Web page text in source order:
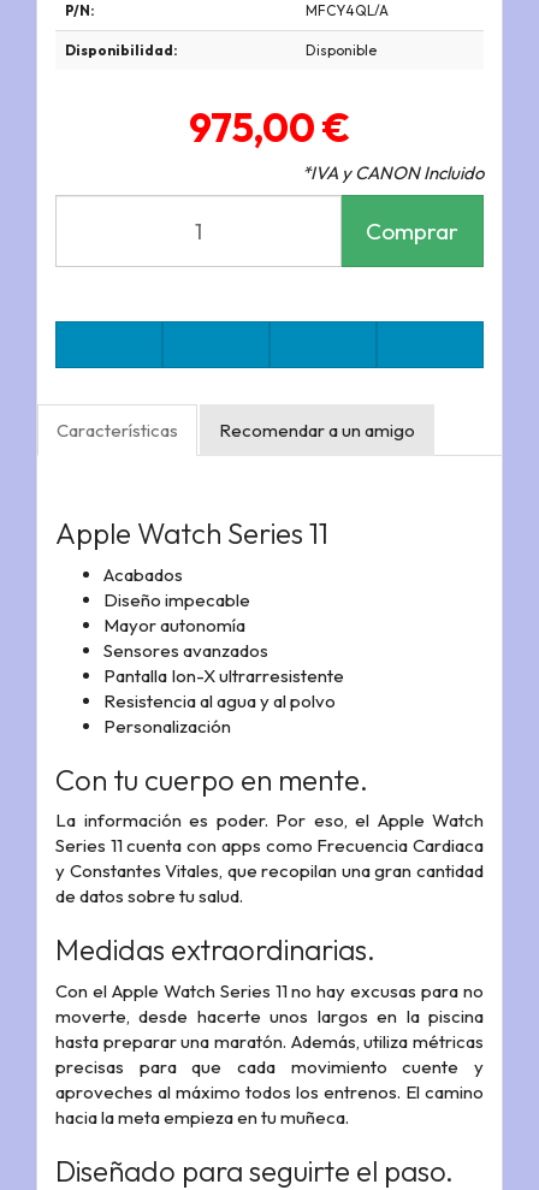
P/N: MFCY4QL/A
Disponibilidad: Disponible
975,00 €
*IVA y CANON Incluido
Comprar
Características Recomendar a un amigo
Apple Watch Series 11
Acabados
Diseño impecable
Mayor autonomía
Sensores avanzados
Pantalla Ion-X ultrarresistente
Resistencia al agua y al polvo
Personalización
Con tu cuerpo en mente.
La información es poder. Por eso, el Apple Watch
Series 11 cuenta con apps como Frecuencia Cardiaca
y Constantes Vitales, que recopilan una gran cantidad
de datos sobre tu salud.
Medidas extraordinarias.
Con el Apple Watch Series 11 no hay excusas para no
moverte, desde hacerte unos largos en la piscina
hasta preparar una maratón. Además, utiliza métricas
precisas para que cada movimiento cuente y
aproveches al máximo todos los entrenos. El camino
hacia la meta empieza en tu muñeca.
Diseñado para seguirte el paso.